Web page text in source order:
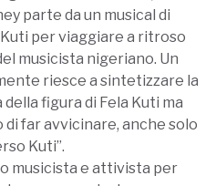
parte da un musical di
per viaggiare a ritroso
musicista nigeriano. Un
riesce a sintetizzare la
figura di Fela Kuti ma
far avvicinare, anche solo
Kuti”.
musicista e attivista per